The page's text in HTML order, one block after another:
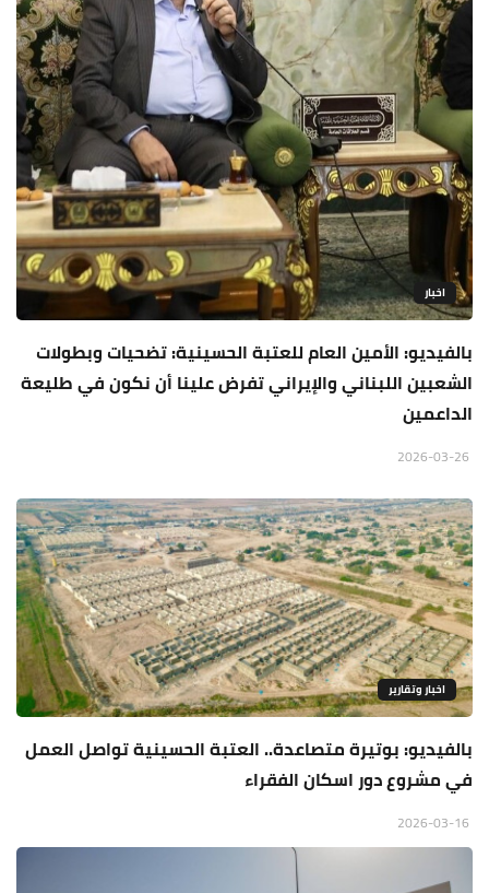
اخبار
بالفيديو: الأمين العام للعتبة الحسينية: تضحيات وبطولات
الشعبين اللبناني والإيراني تفرض علينا أن نكون في طليعة
الداعمين
اخبار وتقارير
بالفيديو: بوتيرة متصاعدة.. العتبة الحسينية تواصل العمل
في مشروع دور اسكان الفقراء